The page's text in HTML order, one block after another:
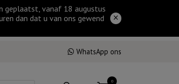
geplaatst, vanaf 18 augustus
dan dat u van ons gewend
WhatsApp ons
0